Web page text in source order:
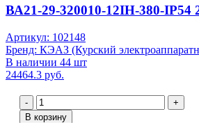
ВА21-29-320010-12IН-380-
Артикул: 102148
Бренд: КЭАЗ (Курский
В наличии 44 шт
24464.3 руб.
-
+
В корзину